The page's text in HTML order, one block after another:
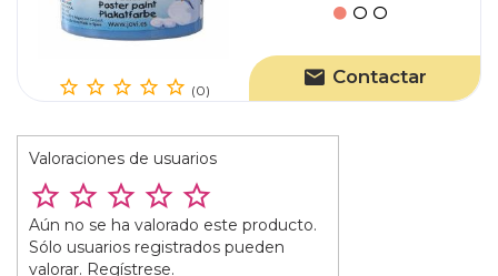
(0)
Contactar
Valoraciones de usuarios
Aún no se ha valorado este producto.
Sólo usuarios registrados pueden
valorar. Regístrese.